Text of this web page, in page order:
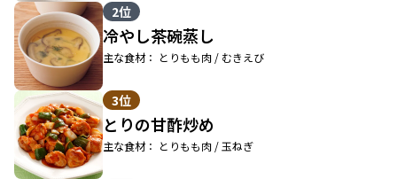
2位
冷やし茶碗蒸し
主な食材： とりもも肉 / むきえび
3位
とりの甘酢炒め
主な食材： とりもも肉 / 玉ねぎ